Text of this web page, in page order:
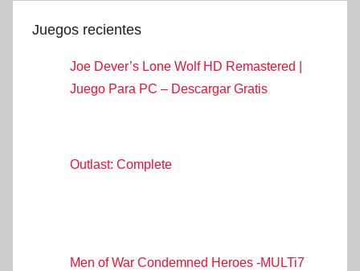
Juegos recientes
Joe Dever’s Lone Wolf HD Remastered |
Juego Para PC – Descargar Gratis
Outlast: Complete
Men of War Condemned Heroes -MULTi7